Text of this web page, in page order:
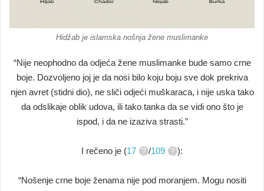
Hidžab je islamska nošnja žene muslimanke
“Nije neophodno da odjeća žene muslimanke bude samo crne
boje. Dozvoljeno joj je da nosi bilo koju boju sve dok prekriva
njen avret (stidni dio), ne sliči odjeći muškaraca, i nije uska tako
da odslikaje oblik udova, ili tako tanka da se vidi ono što je
ispod, i da ne izaziva strasti.”
I rečeno je (17 /109 ):
“Nošenje crne boje ženama nije pod moranjem. Mogu nositi